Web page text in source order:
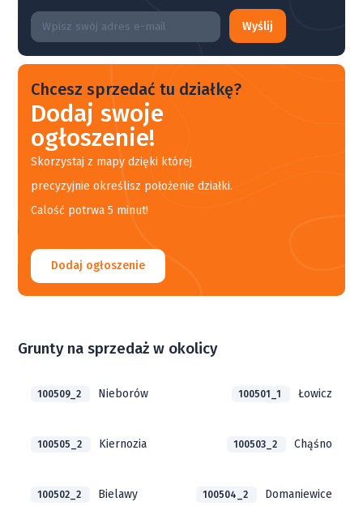
Wyślij
Chcesz sprzedać tu działkę?
Dodaj swoje
ogłoszenie!
Skorzystaj z mapy dzięki której
precyzyjnie określisz położenie działki.
Calość potrwa 5 minut!
Dodaj ogłoszenie
Grunty na sprzedaż w okolicy
100509_2 Nieborów 100501_1 Łowicz
100505_2 Kiernozia 100503_2 Chąśno
100502_2 Bielawy 100504_2 Domaniewice